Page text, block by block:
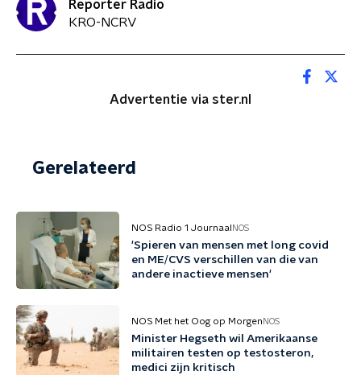
Reporter Radio
KRO-NCRV
Advertentie via ster.nl
Gerelateerd
NOS Radio 1 Journaal NOS
'Spieren van mensen met long covid
en ME/CVS verschillen van die van
andere inactieve mensen'
NOS Met het Oog op Morgen NOS
Minister Hegseth wil Amerikaanse
militairen testen op testosteron,
medici zijn kritisch